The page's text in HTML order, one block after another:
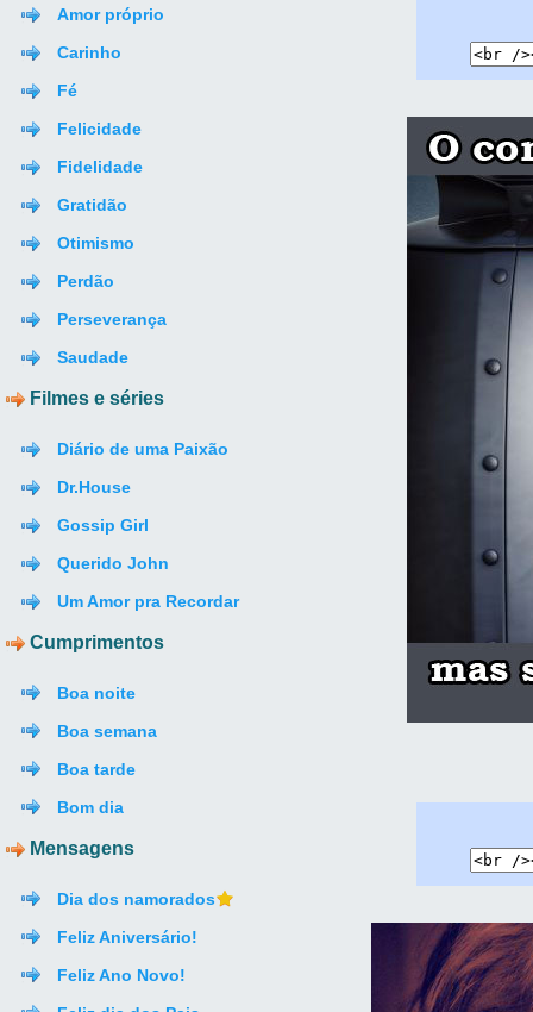
Amor próprio
Carinho
Fé
Felicidade
Fidelidade
Gratidão
Otimismo
Perdão
Perseverança
Saudade
Filmes e séries
Diário de uma Paixão
Dr.House
Gossip Girl
Querido John
Um Amor pra Recordar
Cumprimentos
Boa noite
Boa semana
Boa tarde
Bom dia
Mensagens
Dia dos namorados
Feliz Aniversário!
Feliz Ano Novo!